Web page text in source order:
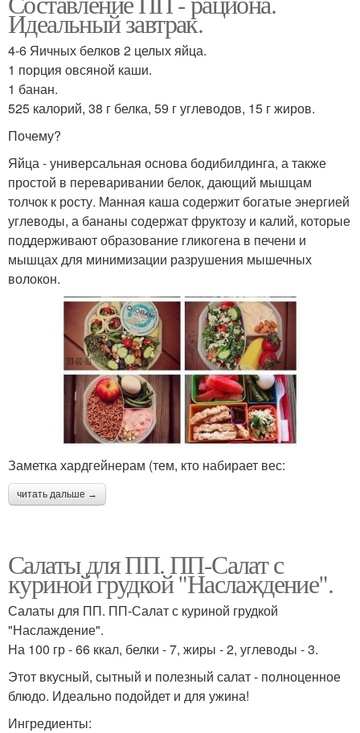
Идеальный завтрак.
4-6 Яичных белков 2 целых яйца.
1 порция овсяной каши.
1 банан.
525 калорий, 38 г белка, 59 г углеводов, 15 г жиров.
Почему?
Яйца - универсальная основа бодибилдинга, а также
простой в переваривании белок, дающий мышцам
толчок к росту. Манная каша содержит богатые энергией
углеводы, а бананы содержат фруктозу и калий, которые
поддерживают образование гликогена в печени и
мышцах для минимизации разрушения мышечных
волокон.
Заметка хардгейнерам (тем, кто набирает вес:
читать дальше →
Салаты для ПП. ПП-Салат с
куриной грудкой "Наслаждение".
Салаты для ПП. ПП-Салат с куриной грудкой
"Наслаждение".
На 100 гр - 66 ккал, белки - 7, жиры - 2, углеводы - 3.
Этот вкусный, сытный и полезный салат - полноценное
блюдо. Идеально подойдет и для ужина!
Ингредиенты: